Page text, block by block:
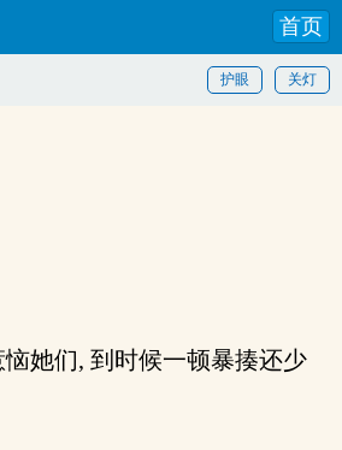
首页
关灯
护眼
她们, 到时候一顿暴揍还少